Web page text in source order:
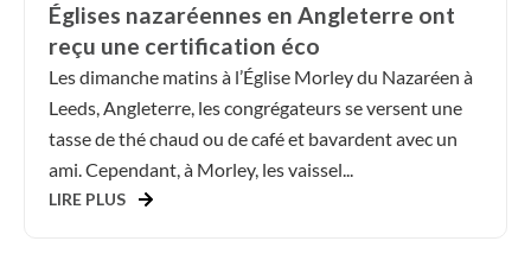
Églises nazaréennes en Angleterre ont
reçu une certification éco
Les dimanche matins à l’Église Morley du Nazaréen à
Leeds, Angleterre, les congrégateurs se versent une
tasse de thé chaud ou de café et bavardent avec un
ami. Cependant, à Morley, les vaissel...
LIRE PLUS